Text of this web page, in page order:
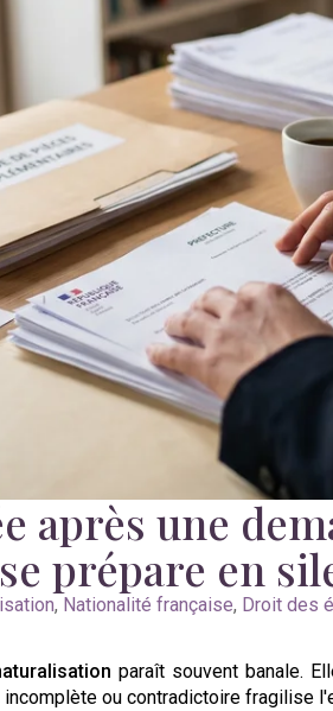
après une
prépare en
, Nationalité française, Droit des
paraît souvent banale.
ou contradictoire fragilise